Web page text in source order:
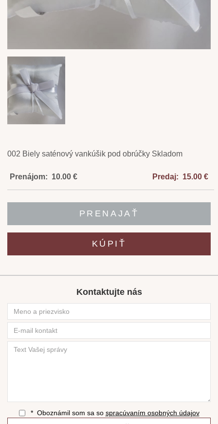
002 Biely saténový vankúšik pod obrúčky Skladom
Prenájom: 10.00 € Predaj: 15.00 €
PRENAJAŤ
KÚPIŤ
Kontaktujte nás
* Oboznámil som sa so spracúvaním osobných údajov